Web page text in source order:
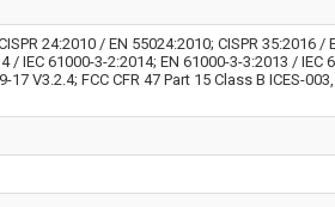
24:2010 / EN 55024:2010; CISPR 35:2016 /
/ IEC 61000-3-2:2014; EN 61000-3-3:2013 / IEC
V3.2.4; FCC CFR 47 Part 15 Class B ICES-